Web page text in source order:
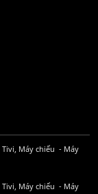
Tivi, Máy chiếu - Máy
Tivi, Máy chiếu - Máy